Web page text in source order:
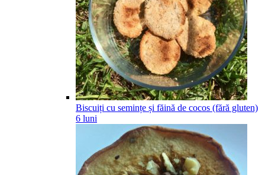
Biscuiți cu semințe și făină de cocos (fără gluten)
6 luni